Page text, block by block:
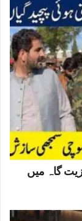
گاہ میں